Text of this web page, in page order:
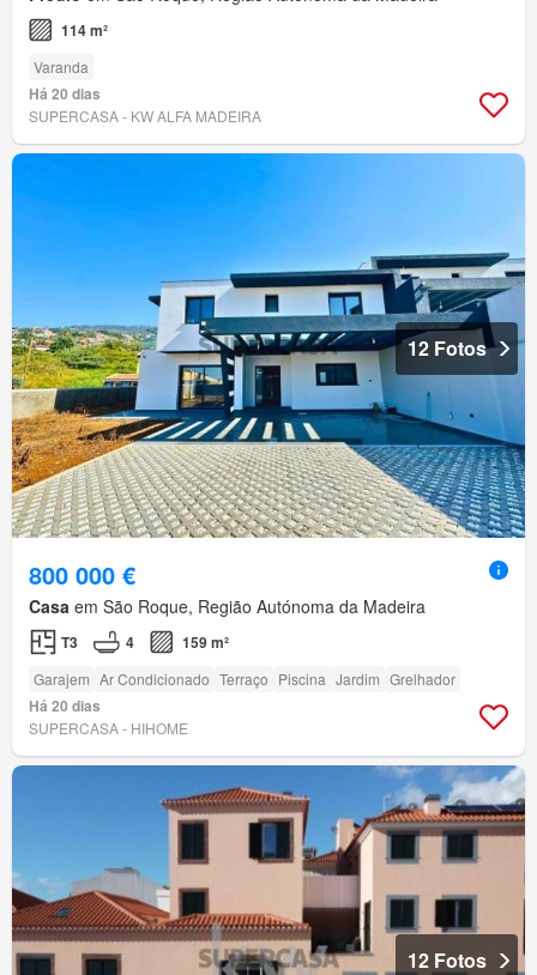
114 m²
Varanda
Há 20 dias
SUPERCASA - KW ALFA MADEIRA
12 Fotos
800 000 €
Casa em São Roque, Região Autónoma da Madeira
T3 4 159 m²
Garajem Ar Condicionado Terraço Piscina Jardim Grelhador
Há 20 dias
SUPERCASA - HIHOME
12 Fotos